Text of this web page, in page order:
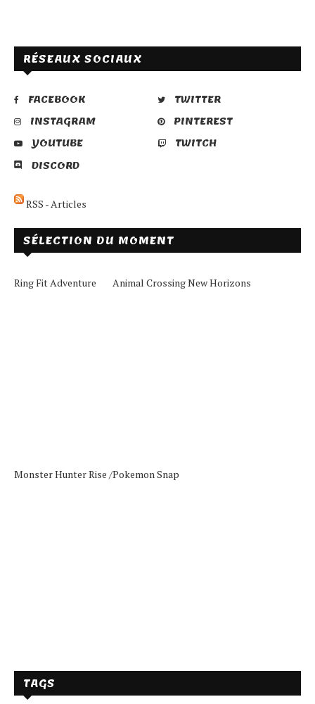
RÉSEAUX SOCIAUX
FACEBOOK
TWITTER
INSTAGRAM
PINTEREST
YOUTUBE
TWITCH
DISCORD
RSS - Articles
SÉLECTION DU MOMENT
Ring Fit Adventure Animal Crossing New Horizons
Monster Hunter Rise /Pokemon Snap
TAGS